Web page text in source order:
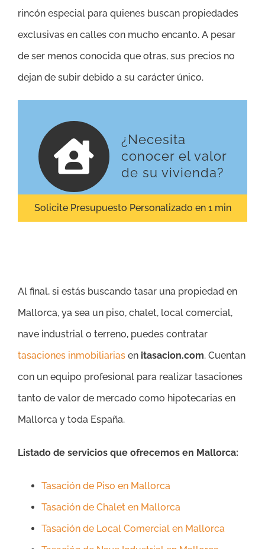
rincón especial para quienes buscan propiedades
exclusivas en calles con mucho encanto. A pesar
de ser menos conocida que otras, sus precios no
dejan de subir debido a su carácter único.
¿Necesita
conocer el valor
de su vivienda?
Solicite Presupuesto Personalizado en 1 min
Al final, si estás buscando tasar una propiedad en
Mallorca, ya sea un piso, chalet, local comercial,
nave industrial o terreno, puedes contratar
tasaciones inmobiliarias en itasacion.com. Cuentan
con un equipo profesional para realizar tasaciones
tanto de valor de mercado como hipotecarias en
Mallorca y toda España.
Listado de servicios que ofrecemos en Mallorca:
Tasación de Piso en Mallorca
Tasación de Chalet en Mallorca
Tasación de Local Comercial en Mallorca